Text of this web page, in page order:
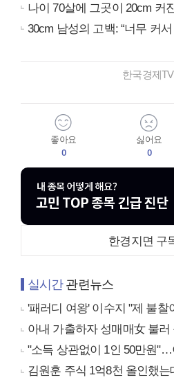
나이 70살에 그곳이 20cm 커
30cm 남성의 고백: “너무 커
한국경제
좋아요
0
싫어요
0
한경지면 구
실시간관련뉴스
'패러디 여왕' 이수지 "제 불찰
아내 가출하자 성매매女 불러
"소득 상관없이 1인 50만원
김원훈 주식 1억8천 올인했